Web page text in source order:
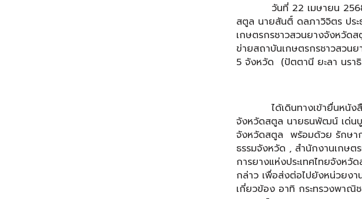
วันที่ 22 เมษายน 2568
สตูล นายสันติ์ ดลภาวิจิตร ประ
เกษตรกรชาวสวนยางจังหวัดส
ข่ายสถาบันเกษตรกรชาวสวน
5 จังหวัด (ปัตตานี ยะลา นรา
ได้เดินทางเข้ายื่นหนังสื
จังหวัดสตูล นายธนพัฒน์ เด่น
จังหวัดสตูล พร้อมด้วย รักษา
ธรรมจังหวัด , สำนักงานเกษต
การยางแห่งประเทศไทยจังห
กล่าว เพื่อส่งต่อไปยังหน่วยงา
เกี่ยวข้อง อาทิ กระทรวงพาณิ